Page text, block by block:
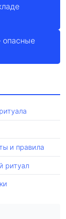
опасные
и правила
ритуал